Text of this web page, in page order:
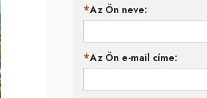
Az Ön neve:
Az Ön e-mail címe: